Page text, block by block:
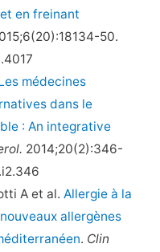
en freinant
50.
médecines
dans le
: An integrative
2014;20(2):346-
A et al. Allergie à la
allergènes
. Clin